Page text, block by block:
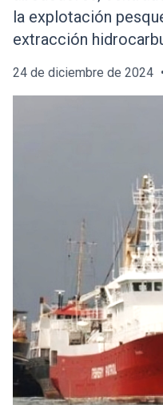
la explotación
extracción
24 de diciembre de 2024